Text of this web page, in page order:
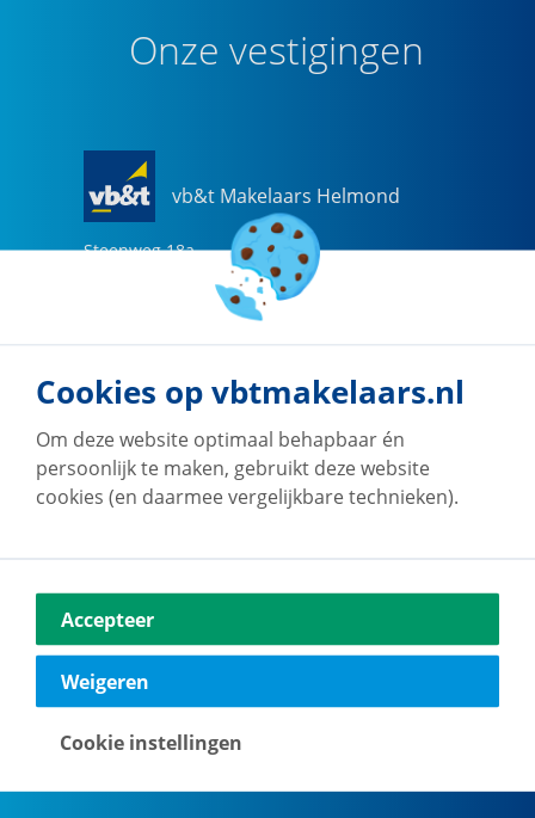
Onze vestigingen
vb&t Makelaars Helmond
Steenweg 18a
helmond@vbtmakelaars.nl
Naar vestiging
Vestdijk 180
5611 CZ Eindhoven
040-2696949
Cookies op vbtmakelaars.nl
Om deze website optimaal behapbaar én
persoonlijk te maken, gebruikt deze website
cookies (en daarmee vergelijkbare technieken).
Accepteer
Weigeren
Cookie instellingen